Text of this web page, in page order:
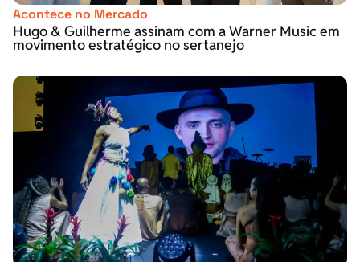
Acontece no Mercado
Hugo & Guilherme assinam com a Warner Music em
movimento estratégico no sertanejo